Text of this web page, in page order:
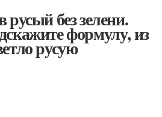
без зелени.
формулу, из
русую